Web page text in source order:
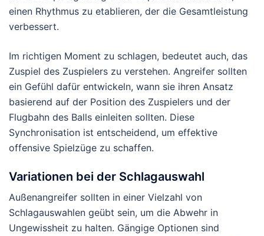
einen Rhythmus zu etablieren, der die Gesamtleistung
verbessert.
Im richtigen Moment zu schlagen, bedeutet auch, das
Zuspiel des Zuspielers zu verstehen. Angreifer sollten
ein Gefühl dafür entwickeln, wann sie ihren Ansatz
basierend auf der Position des Zuspielers und der
Flugbahn des Balls einleiten sollten. Diese
Synchronisation ist entscheidend, um effektive
offensive Spielzüge zu schaffen.
Variationen bei der Schlagauswahl
Außenangreifer sollten in einer Vielzahl von
Schlagauswahlen geübt sein, um die Abwehr in
Ungewissheit zu halten. Gängige Optionen sind